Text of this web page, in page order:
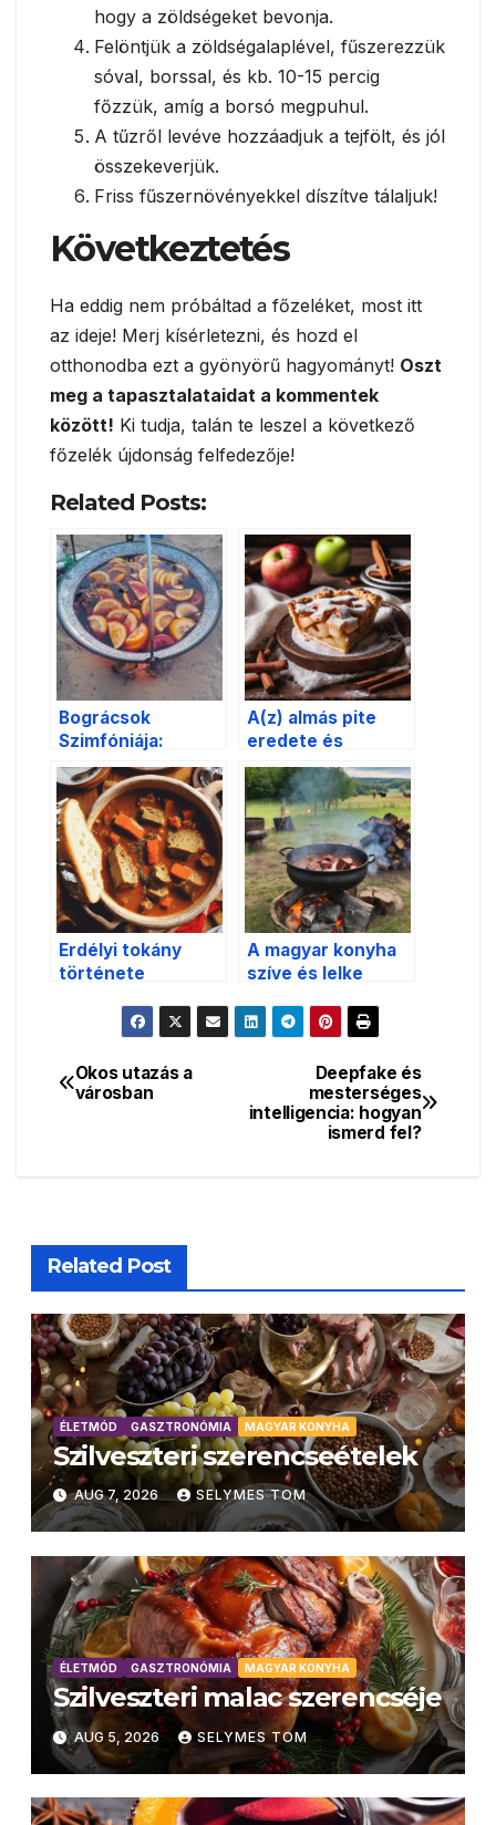
hogy a zöldségeket bevonja.
Felöntjük a zöldségalaplével, fűszerezzük
sóval, borssal, és kb. 10-15 percig
főzzük, amíg a borsó megpuhul.
A tűzről levéve hozzáadjuk a tejfölt, és jól
összekeverjük.
Friss fűszernövényekkel díszítve tálaljuk!
Következtetés
Ha eddig nem próbáltad a főzeléket, most itt
az ideje! Merj kísérletezni, és hozd el
otthonodba ezt a gyönyörű hagyományt! Oszt
meg a tapasztalataidat a kommentek
között! Ki tudja, talán te leszel a következő
főzelék újdonság felfedezője!
Related Posts:
Bográcsok
Szimfóniája:
Portobellói Magyar
Gasztroünnep
A(z) almás pite
eredete és
hagyománya a
magyar
gasztronómiában
Erdélyi tokány
története
A magyar konyha
szíve és lelke
Bejegyzés
Deepfake és
mesterséges
intelligencia: hogyan
ismerd fel?
Okos utazás a
városban
Related Post
ÉLETMÓD GASZTRONÓMIA MAGYAR KONYHA
Szilveszteri szerencseételek
AUG 7, 2026 SELYMES TOM
ÉLETMÓD GASZTRONÓMIA MAGYAR KONYHA
Szilveszteri malac szerencséje
AUG 5, 2026 SELYMES TOM